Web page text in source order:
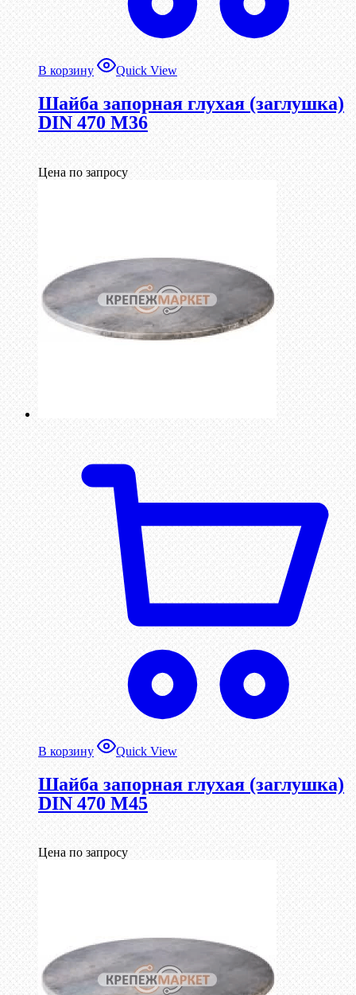
В корзину Quick View
Шайба запорная глухая (заглушка)
DIN 470 М36
Цена по запросу
В корзину Quick View
Шайба запорная глухая (заглушка)
DIN 470 М45
Цена по запросу